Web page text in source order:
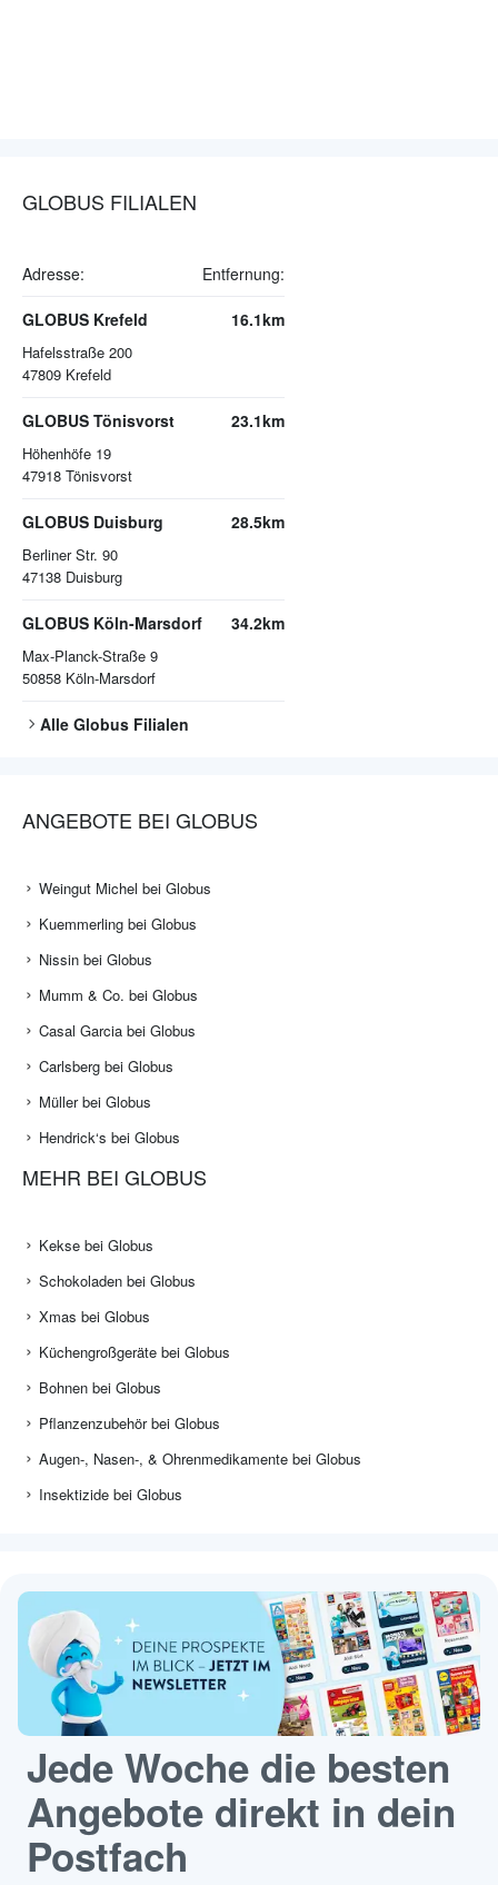
GLOBUS FILIALEN
Adresse: Entfernung:
GLOBUS Krefeld
Hafelsstraße 200
47809 Krefeld
16.1km
GLOBUS Tönisvorst
Höhenhöfe 19
47918 Tönisvorst
23.1km
GLOBUS Duisburg
Berliner Str. 90
47138 Duisburg
28.5km
GLOBUS Köln-Marsdorf
Max-Planck-Straße 9
50858 Köln-Marsdorf
34.2km
Alle Globus Filialen
ANGEBOTE BEI GLOBUS
Weingut Michel bei Globus
Kuemmerling bei Globus
Nissin bei Globus
Mumm & Co. bei Globus
Casal Garcia bei Globus
Carlsberg bei Globus
Müller bei Globus
Hendrick‘s bei Globus
MEHR BEI GLOBUS
Kekse bei Globus
Schokoladen bei Globus
Xmas bei Globus
Küchengroßgeräte bei Globus
Bohnen bei Globus
Pflanzenzubehör bei Globus
Augen-, Nasen-, & Ohrenmedikamente bei Globus
Insektizide bei Globus
Jede Woche die besten
Angebote direkt in dein
Postfach